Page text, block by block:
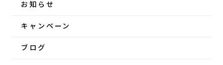
お知らせ
キャンペーン
ブログ